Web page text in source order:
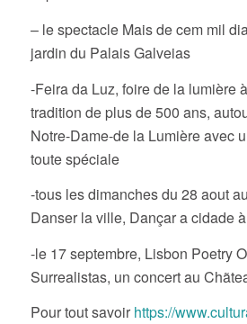
– le spectacle Mais de cem mil
jardin du Palais Galveias
-Feira da Luz, foire de la lumière
tradition de plus de 500 ans,
Notre-Dame-de la Lumière avec
toute spéciale
-tous les dimanches du 28 aout
Danser la ville, Dançar a cidade
-le 17 septembre, Lisbon Poetry
Surrealistas, un concert au
Pour tout savoir https://